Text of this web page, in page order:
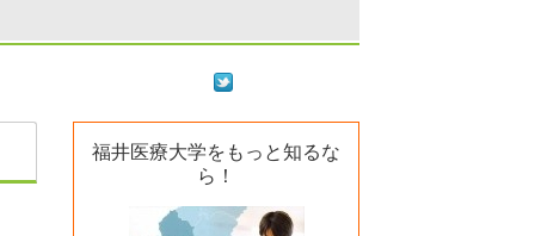
福井医療大学をもっと知るな
ら！